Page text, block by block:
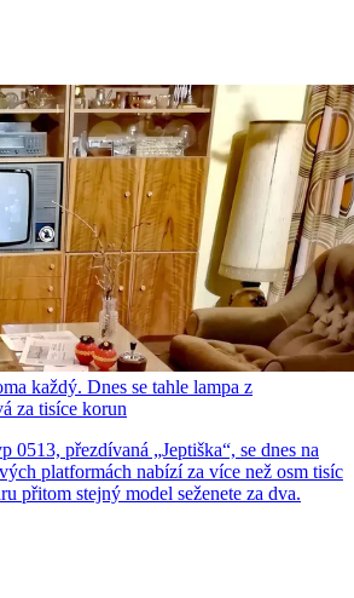
každý. Dnes se tahle lampa z
za tisíce korun
0513, přezdívaná „Jeptiška“, se dnes na
platformách nabízí za více než osm tisíc
přitom stejný model seženete za dva.